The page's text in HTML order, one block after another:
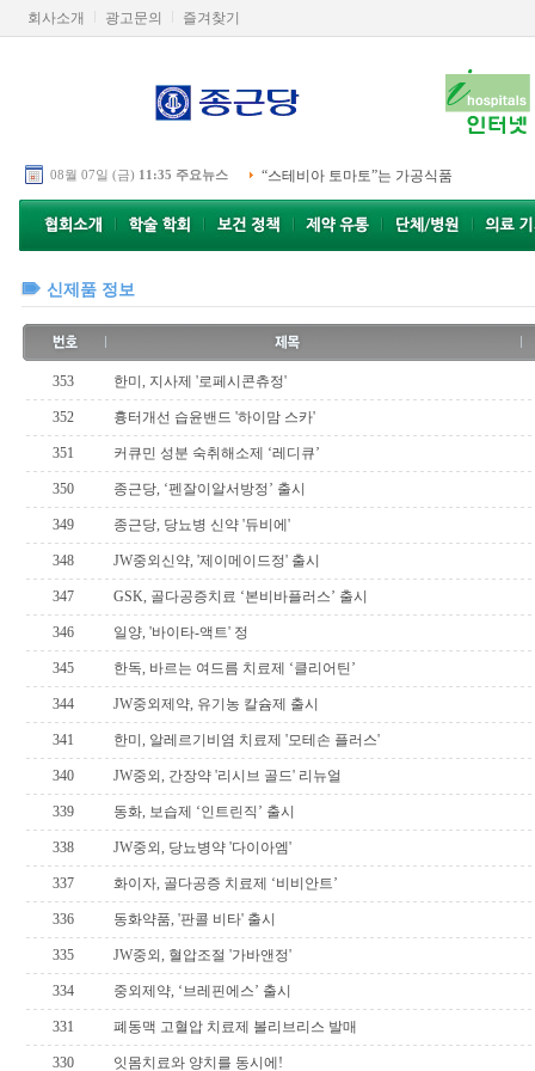
회사소개 광고문의 즐겨찾기
08월 07일 (금) 11:35 주요뉴스 “스테비아 토마토”는 가공식품
신제품 정보
353 한미, 지사제 '로페시콘츄정'
352 흉터개선 습윤밴드 '하이맘 스카'
351 커큐민 성분 숙취해소제 ‘레디큐’
350 종근당, ‘펜잘이알서방정’ 출시
349 종근당, 당뇨병 신약 '듀비에'
348 JW중외신약, '제이메이드정' 출시
347 GSK, 골다공증치료 ‘본비바플러스’ 출시
346 일양, '바이타-액트' 정
345 한독, 바르는 여드름 치료제 ‘클리어틴’
344 JW중외제약, 유기농 칼슘제 출시
341 한미, 알레르기비염 치료제 '모테손 플러스'
340 JW중외, 간장약 '리시브 골드' 리뉴얼
339 동화, 보습제 ‘인트린직’ 출시
338 JW중외, 당뇨병약 '다이아엠'
337 화이자, 골다공증 치료제 ‘비비안트’
336 동화약품, '판콜 비타' 출시
335 JW중외, 혈압조절 '가바앤정'
334 중외제약, ‘브레핀에스’ 출시
331 폐동맥 고혈압 치료제 볼리브리스 발매
330 잇몸치료와 양치를 동시에!